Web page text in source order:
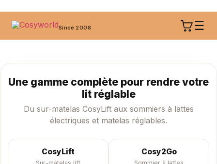
Since 2008 ☰
Une gamme complète pour rendre votre
lit réglable
Du sur-matelas CosyLift aux sommiers à lattes
électriques et matelas réglables.
CosyLift Cosy2Go